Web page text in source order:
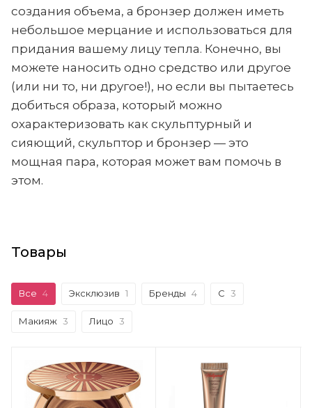
создания объема, а бронзер должен иметь
небольшое мерцание и использоваться для
придания вашему лицу тепла. Конечно, вы
можете наносить одно средство или другое
(или ни то, ни другое!), но если вы пытаетесь
добиться образа, который можно
охарактеризовать как скульптурный и
сияющий, скульптор и бронзер — это
мощная пара, которая может вам помочь в
этом.
Товары
Все 4 Эксклюзив 1 Бренды 4 C 3
Макияж 3 Лицо 3